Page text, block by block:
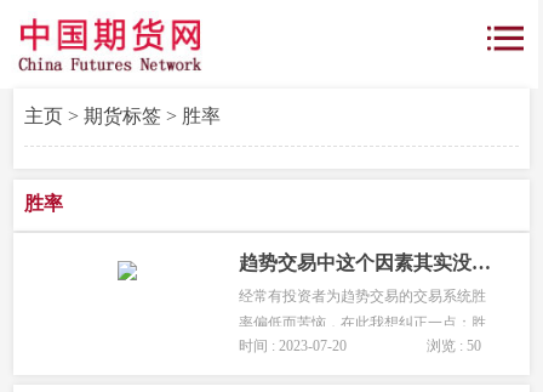
主页> 期货标签> 胜率
胜率
趋势交易中这个因素其实没那么重要！
经常有投资者为趋势交易的交易系统胜
率偏低而苦恼，在此我想纠正一点：胜
率这个指标其实作用并不大，趋势交易
时间 : 2023-07-20 浏览 : 50